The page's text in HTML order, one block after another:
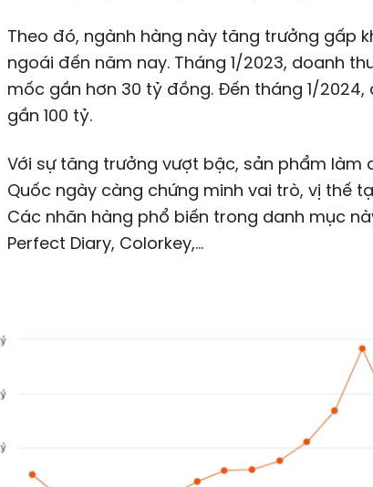
Theo đó, ngành hàng này tăng trưởng gấp
ngoái đến năm nay. Tháng 1/2023, doanh
mốc gần hơn 30 tỷ đồng. Đến tháng 1/
gần 100 tỷ.
Với sự tăng trưởng vượt bậc, sản phẩm làm
Quốc ngày càng chứng minh vai trò, vị thế
Các nhãn hàng phổ biến trong danh mục
Perfect Diary, Colorkey,…